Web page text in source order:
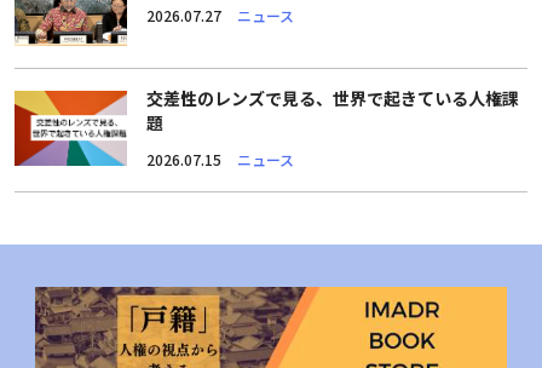
2026.07.27 ニュース
交差性のレンズで見る、世界で起きている人権課
題
2026.07.15 ニュース